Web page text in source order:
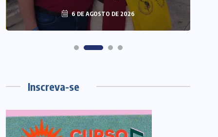
6 DE AGOSTO DE 2026
Inscreva-se